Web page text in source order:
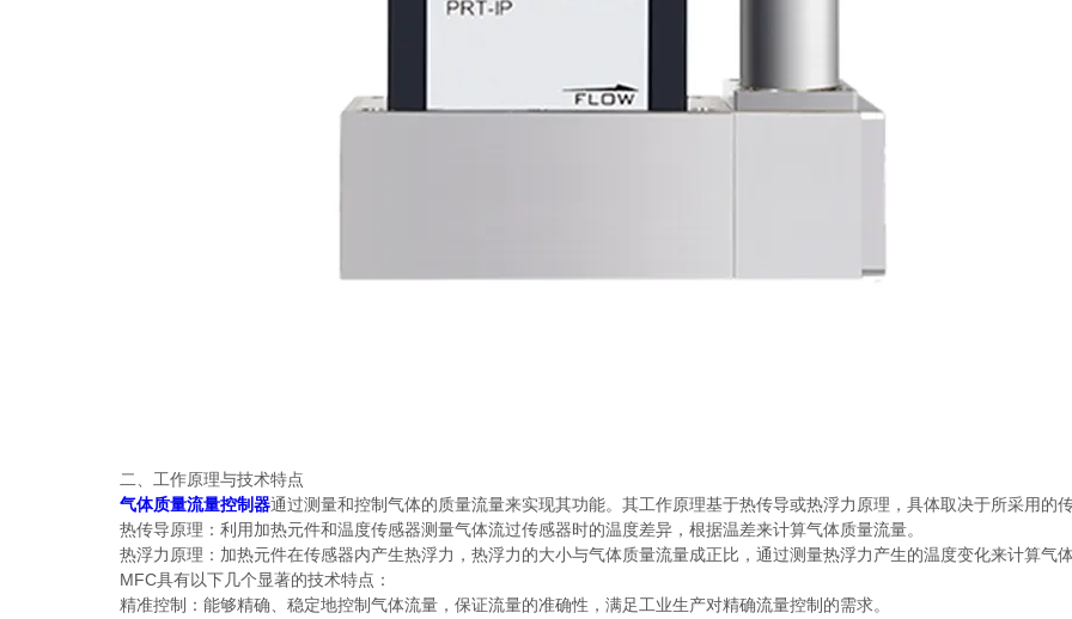
二、工作原理与技术特点
气体质量流量控制器通过测量和控制气体的质量流量来实现其功能。其工作原理基于热传导或热浮力原理，具体取决于所采用的传
热传导原理：利用加热元件和温度传感器测量气体流过传感器时的温度差异，根据温差来计算气体质量流量。
热浮力原理：加热元件在传感器内产生热浮力，热浮力的大小与气体质量流量成正比，通过测量热浮力产生的温度变化来计算气体
MFC具有以下几个显著的技术特点：
精准控制：能够精确、稳定地控制气体流量，保证流量的准确性，满足工业生产对精确流量控制的需求。